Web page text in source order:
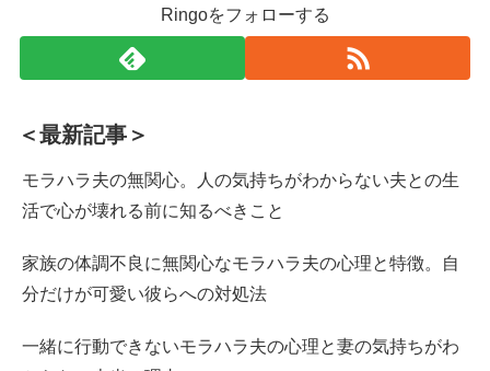
Ringoをフォローする
＜最新記事＞
モラハラ夫の無関心。人の気持ちがわからない夫との生
活で心が壊れる前に知るべきこと
家族の体調不良に無関心なモラハラ夫の心理と特徴。自
分だけが可愛い彼らへの対処法
一緒に行動できないモラハラ夫の心理と妻の気持ちがわ